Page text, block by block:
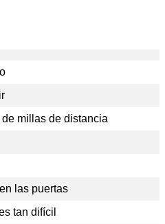
millas de distancia
las puertas
tan difícil